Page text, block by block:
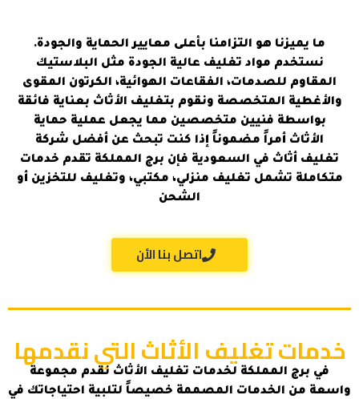
ما يميزنا هو التزامنا بأعلى معايير الحماية والجودة.
نستخدم مواد تغليف عالية الجودة مثل البلاستيك
المقاوم للصدمات، الفقاعات الهوائية، الكرتون المقوى
والأغطية المتخصصة ونقوم بتغليف الأثاث بعناية فائقة
بواسطة فنيين متخصصين مما يجعل عملية حماية
الأثاث أمراً مضموناً إذا كنت تبحث عن أفضل شركة
تغليف أثاث في السعودية فإن برج المملكة تقدم خدمات
متكاملة تشمل تغليف منزلي، مكتبي، وتغليف للتخزين أو
الشحن
اتصل بنا الأن
خدمات تغليف الأثاث التي نقدمها
في برج المملكة لخدمات تغليف الأثاث نقدم مجموعة
واسعة من الخدمات المصممة خصيصاً لتلبية احتياجاتك في